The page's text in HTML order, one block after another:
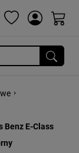
›
Benz E-Class